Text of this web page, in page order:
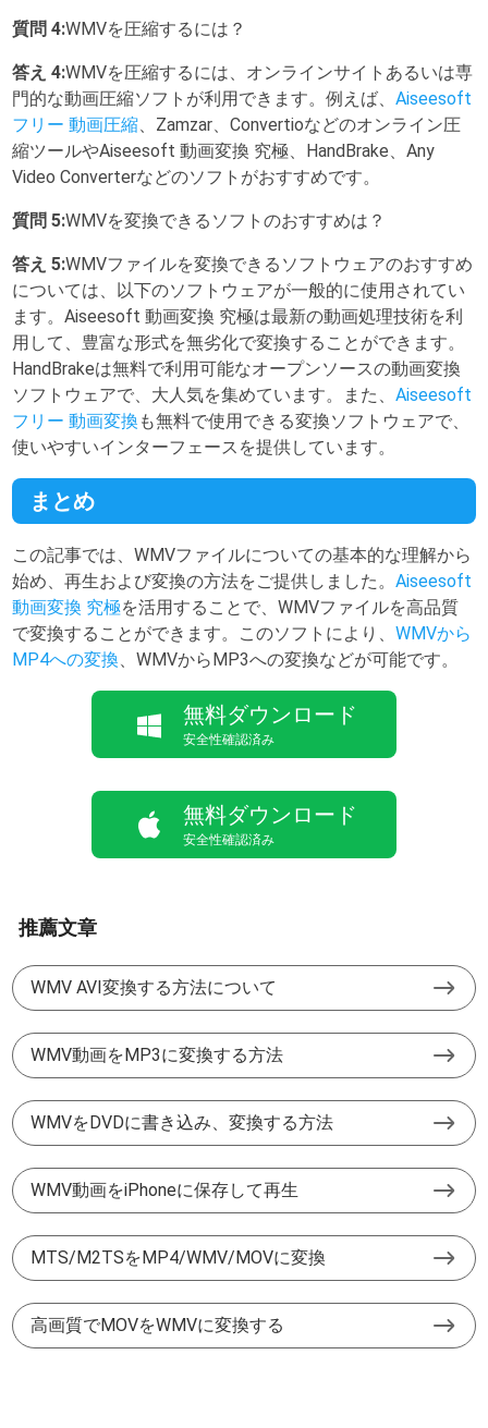
質問 4:WMVを圧縮するには？
答え 4:WMVを圧縮するには、オンラインサイトあるいは専
門的な動画圧縮ソフトが利用できます。例えば、Aiseesoft
フリー 動画圧縮 、Zamzar、Convertioなどのオンライン圧
縮ツールやAiseesoft 動画変換 究極、HandBrake、Any
Video Converterなどのソフトがおすすめです。
質問 5:WMVを変換できるソフトのおすすめは？
答え 5:WMVファイルを変換できるソフトウェアのおすすめ
については、以下のソフトウェアが一般的に使用されてい
ます。Aiseesoft 動画変換 究極は最新の動画処理技術を利
用して、豊富な形式を無劣化で変換することができます。
HandBrakeは無料で利用可能なオープンソースの動画変換
ソフトウェアで、大人気を集めています。また、Aiseesoft
フリー 動画変換 も無料で使用できる変換ソフトウェアで、
使いやすいインターフェースを提供しています。
まとめ
この記事では、WMVファイルについての基本的な理解から
始め、再生および変換の方法をご提供しました。Aiseesoft
動画変換 究極を活用することで、WMVファイルを高品質
で変換することができます。このソフトにより、WMVから
MP4への変換 、WMVからMP3への変換などが可能です。
無料ダウンロード
安全性確認済み
無料ダウンロード
安全性確認済み
推薦文章
WMV AVI変換する方法について
WMV動画をMP3に変換する方法
WMVをDVDに書き込み、変換する方法
WMV動画をiPhoneに保存して再生
MTS/M2TSをMP4/WMV/MOVに変換
高画質でMOVをWMVに変換する